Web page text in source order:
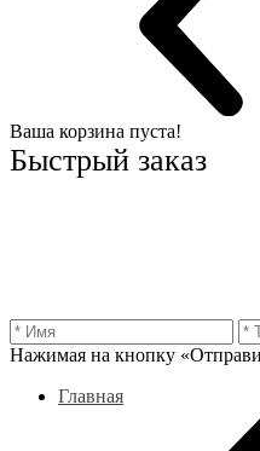
Ваша корзина пуста!
Быстрый заказ
Нажимая на кнопку
Главная